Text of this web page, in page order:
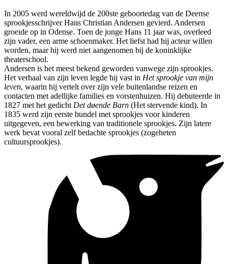
In 2005 werd wereldwijd de 200ste geboortedag van de Deense
sprookjesschrijver Hans Christian Andersen gevierd. Andersen
groeide op in Odense. Toen de jonge Hans 11 jaar was, overleed
zijn vader, een arme schoenmaker. Het liefst had hij acteur willen
worden, maar hij werd niet aangenomen bij de koninklijke
theaterschool.
Andersen is het meest bekend geworden vanwege zijn sprookjes.
Het verhaal van zijn leven legde hij vast in Het sprookje van mijn
leven, waarin hij vertelt over zijn vele buitenlandse reizen en
contacten met adellijke families en vorstenhuizen. Hij debuteerde in
1827 met het gedicht Det døende Barn (Het stervende kind). In
1835 werd zijn eerste bundel met sprookjes voor kinderen
uitgegeven, een bewerking van traditionele sprookjes. Zijn latere
werk bevat vooral zelf bedachte sprookjes (zogeheten
cultuursprookjes).